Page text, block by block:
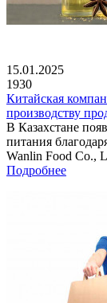
15.01.2025
1930
Китайская
производству
В Казахстане
питания
Wanlin Food Co.,
Подробнее